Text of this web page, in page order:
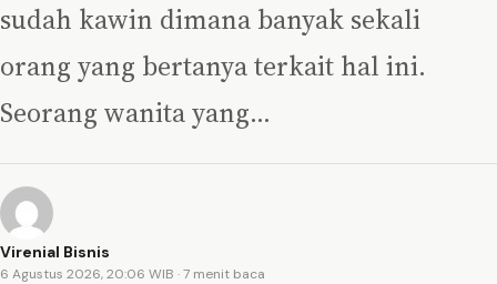
sudah kawin dimana banyak sekali
orang yang bertanya terkait hal ini.
Seorang wanita yang…
Virenial Bisnis
6 Agustus 2026, 20:06 WIB · 7 menit baca